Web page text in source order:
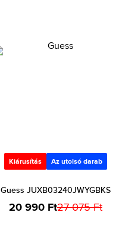
Kiárusítás Az utolsó darab
Guess JUXB03240JWYGBKS
20 990 Ft27 075 Ft